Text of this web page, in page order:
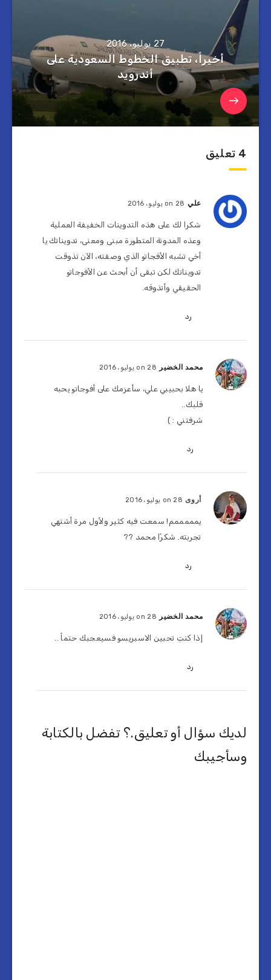
27 يوليو، 2016
أخيراً، تطبيق الخطوط السعودية على
أندرويد
4 تعليق
علي on 28 يوليو، 2016
شكرا لك على هذه التدوينات الخفيفة العملية
وعذه المدونة المتطورة مبنى ومعنى، تدويناتك يا
أخي تشبه الأفجاتو الذي وصفته، الآن تذوقت
تدويناتك لكن تبقى أن أبحث عن الأفوجاتو
الحقيقي وأتذوقه.
رد
محمد الخضير on 28 يوليو، 2016
يا هلا بحبيبي علي، سأعزمك على أفوجاتو يحبه
قلبك..
شرفتني : )
رد
أروى on 28 يوليو، 2016
يمممممم! سمعت فيه كثير ولأول مرة أشتهي
تجربته. شكرًا محمد ??
رد
محمد الخضير on 28 يوليو، 2016
إذا كنتِ تحبين الاسبريسو فسيعجبك حتماً ..
رد
لديك سؤال أو تعليق.؟ تفضل بالكتابة
وسأجيبك